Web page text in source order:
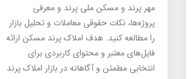
مهر پرند و مسکن ملی پرند و معرفی
پروژه‌ها، نکات حقوقی معاملات و تحلیل بازار
را مطالعه کنید. هدف املاک پرند مسکن ارائه
فایل‌های معتبر و محتوای کاربردی برای
انتخابی مطمئن و آگاهانه در بازار املاک پرند